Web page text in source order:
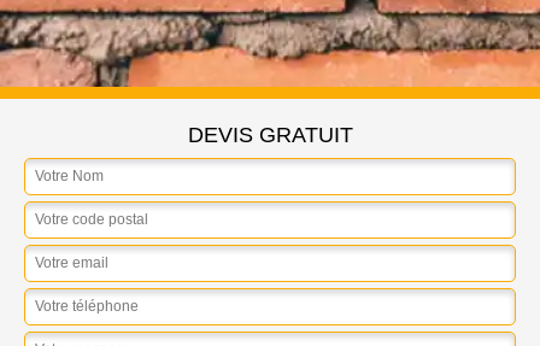
DEVIS GRATUIT